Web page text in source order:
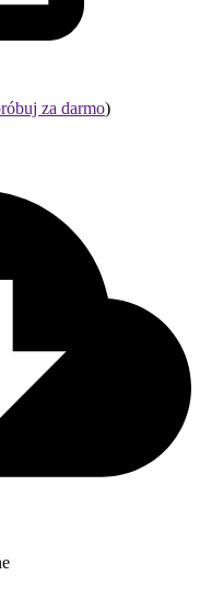
za darmo)